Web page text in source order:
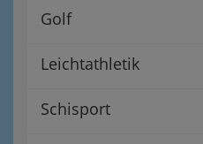
Golf
Leichtathletik
Schisport